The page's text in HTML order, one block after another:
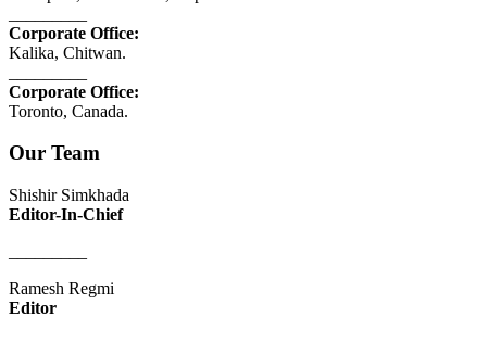
Corporate Office:
Kalika, Chitwan.
Corporate Office:
Toronto, Canada.
Our Team
Shishir Simkhada
Editor-In-Chief
Ramesh Regmi
Editor